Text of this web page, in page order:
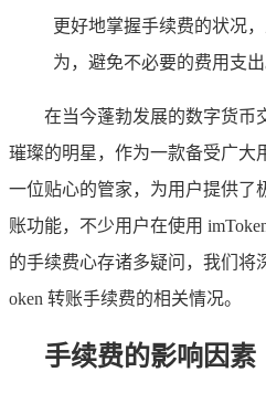
更好地掌握手续费的状况
为，避免不必要的费用支出
在当今蓬勃发展的数字货币
璀璨的明星，作为一款备受广大
一位贴心的管家，为用户提供了
账功能，不少用户在使用
的手续费心存诸多疑问，我们将
oken 转账手续费的相关情况。
手续费的影响因素